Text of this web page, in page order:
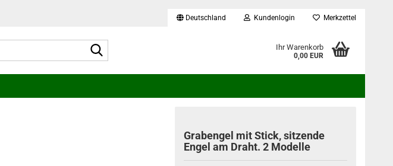
Deutschland Kundenlogin Merkzettel
Ihr Warenkorb
0,00 EUR
Grabengel mit Stick, sitzende
Engel am Draht. 2 Modelle